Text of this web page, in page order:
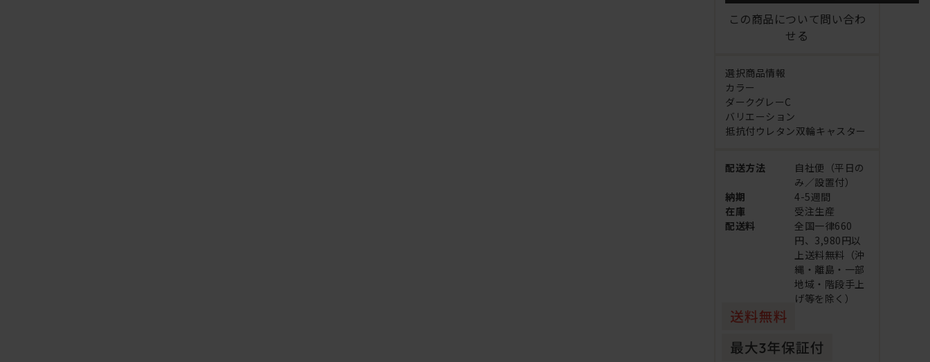
この商品について問い合わ
せる
選択商品情報
カラー
ダークグレーC
バリエーション
抵抗付ウレタン双輪キャスター
配送方法
自社便（平日の
み／設置付）
納期
4-5週間
在庫
受注生産
配送料
全国一律660
円、3,980円以
上送料無料（沖
縄・離島・一部
地域・階段手上
げ等を除く）